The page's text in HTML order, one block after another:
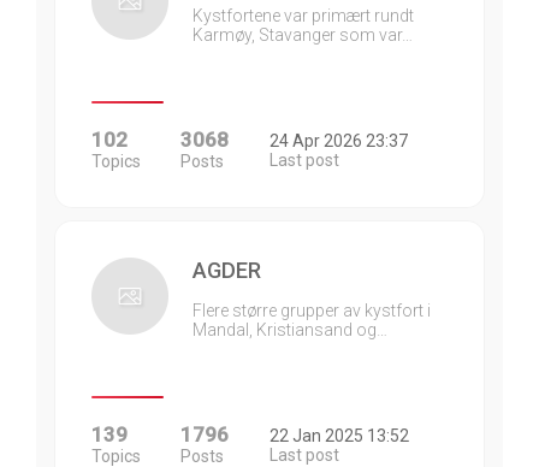
Kystfortene var primært rundt
Karmøy, Stavanger som var…
102
Topics
3068
Posts
24 Apr 2026 23:37
Last post
AGDER
Flere større grupper av kystfort i
Mandal, Kristiansand og…
139
Topics
1796
Posts
22 Jan 2025 13:52
Last post